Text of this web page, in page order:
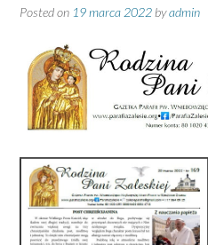
Posted on 19 marca 2022 byadmin